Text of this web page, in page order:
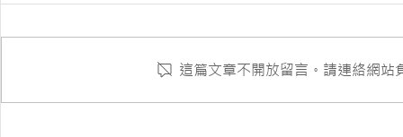
國防醫學院 公務車捐贈典禮
這篇文章不開放留言。請連絡網站